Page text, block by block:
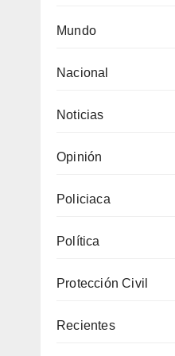
Mundo
Nacional
Noticias
Opinión
Policiaca
Política
Protección Civil
Recientes